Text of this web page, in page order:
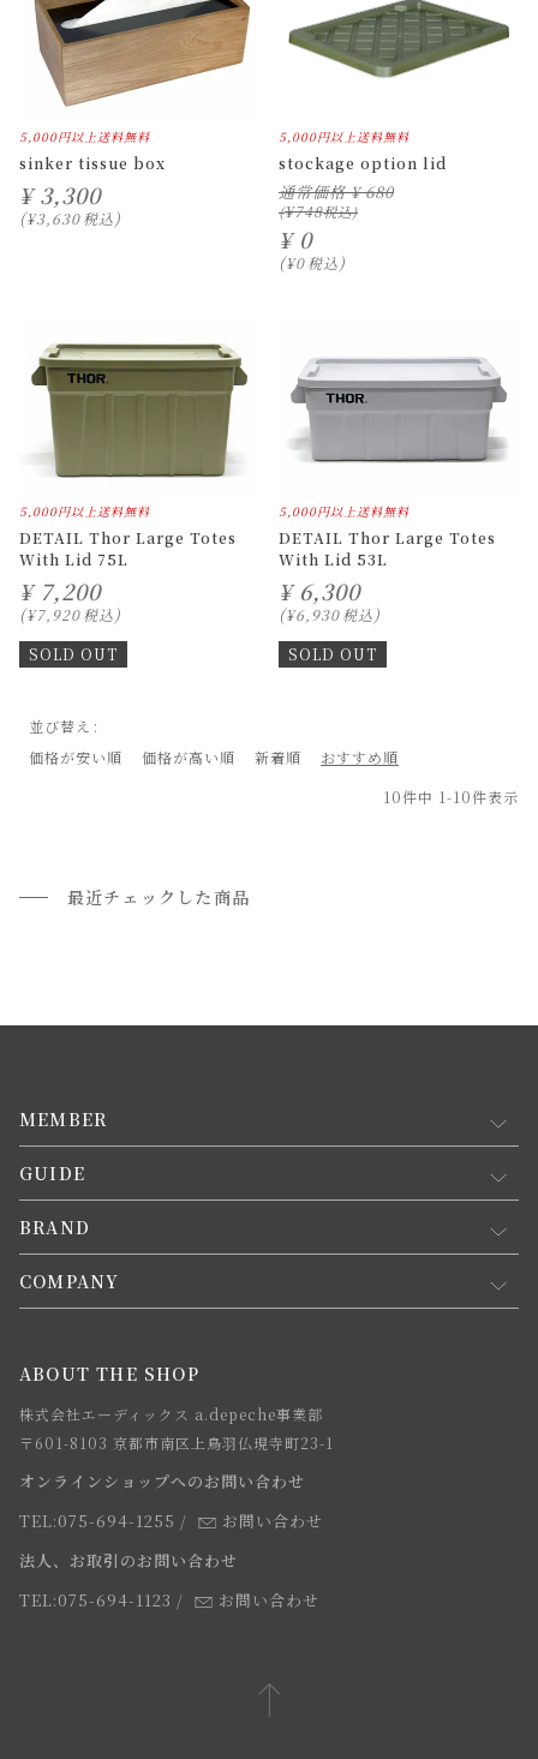
5,000円以上送料無料
sinker tissue box
¥ 3,300
¥3,630税込
5,000円以上送料無料
stockage option lid
通常価格 ¥ 680
¥748
¥ 0
¥0税込
5,000円以上送料無料
DETAIL Thor Large Totes
With Lid 75L
¥ 7,200
¥7,920税込
SOLD OUT
5,000円以上送料無料
DETAIL Thor Large Totes
With Lid 53L
¥ 6,300
¥6,930税込
SOLD OUT
並び替え
価格が安い順
価格が高い順 新着順
おすすめ順
10件中 1-10件表示
最近チェックした商品
MEMBER
マイページ
新規会員登録
会員規約について
GUIDE
お買い物ガイド
会員登録について
お支払方法について
お届けについて
よくあるご質問
BRAND
コンセプト
webカタログ
COMPANY
店舗一覧
求人情報
法人のお客様
スタッフ
ABOUT THE SHOP
株式会社エーディックス a.depeche事業部
〒601-8103 京都市南区上鳥羽仏現寺町23-1
オンラインショップへのお問い合わせ
TEL:075-694-1255 /
お問い合わせ
法人、お取引のお問い合わせ
TEL:075-694-1123 / お問い合わせ